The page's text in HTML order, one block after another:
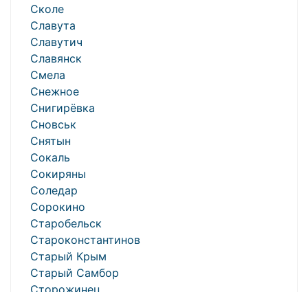
Сколе
Славута
Славутич
Славянск
Смела
Снежное
Снигирёвка
Сновськ
Снятын
Сокаль
Сокиряны
Соледар
Сорокино
Старобельск
Староконстантинов
Старый Крым
Старый Самбор
Сторожинец